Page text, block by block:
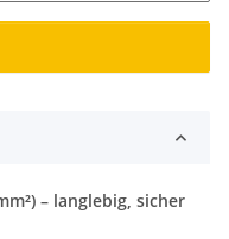
– langlebig, sicher